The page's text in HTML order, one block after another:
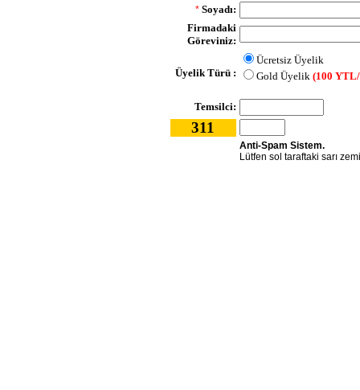
* Soyadı:
Firmadaki
Göreviniz:
Üyelik Türü :
Ücretsiz Üyelik
Gold Üyelik (100
Temsilci:
311
Anti-Spam Sistem.
Lütfen sol taraftaki sarı